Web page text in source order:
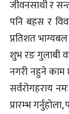
जीवनसाथी र
पनि बहस र
प्रतिशत
शुभ रङ गुलाबी
नगरी नहुने
सर्वरोगहराय
प्रारम्भ